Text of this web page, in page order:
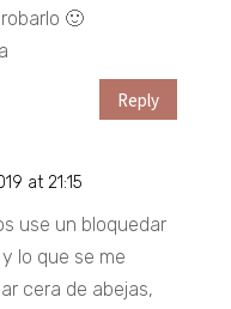
🙂
Reply
at 21:15
use un bloquedar
lo que se me
cera de abejas,